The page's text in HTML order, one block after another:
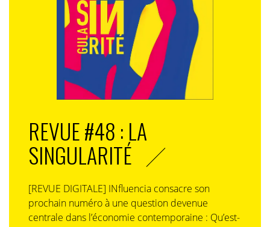
REVUE #48 : LA
SINGULARITÉ
[REVUE DIGITALE] INfluencia consacre son
prochain numéro à une question devenue
centrale dans l’économie contemporaine : Qu’est-